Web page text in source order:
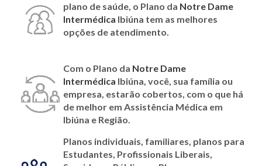
plano de saúde, o Plano da Notre Dame
Intermédica Ibiúna tem as melhores
opções de atendimento.
Com o Plano da Notre Dame
Intermédica Ibiúna, você, sua família ou
empresa, estarão cobertos, com o que há
de melhor em Assistência Médica em
Ibiúna e Região.
Planos individuais, familiares, planos para
Estudantes, Profissionais Liberais,